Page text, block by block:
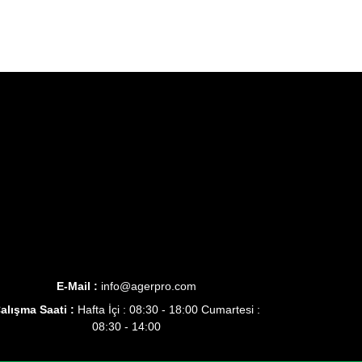
E-Mail : info@agerpro.com
Saati : Hafta İçi : 08:30 - 18:00 Cumartesi :
08:30 - 14:00